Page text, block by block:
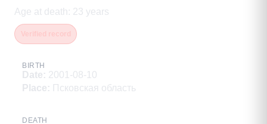
Age at death : 23 years
BIRTH
Date: 2001-08-10
Place: Псковская область
DEATH